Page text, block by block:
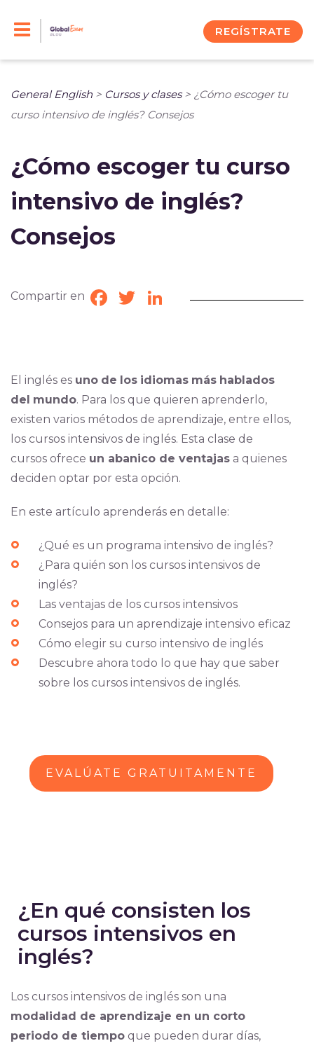
REGÍSTRATE
General English > Cursos y clases> ¿Cómo escoger tu
curso intensivo de inglés? Consejos
¿Cómo escoger tu curso
intensivo de inglés?
Consejos
Compartir en Facebook
TwitterLinkedIn
El inglés es uno de los idiomas más hablados
del mundo. Para los que quieren aprenderlo,
existen varios métodos de aprendizaje, entre ellos,
los cursos intensivos de inglés. Esta clase de
cursos ofrece un abanico de ventajasa quienes
deciden optar por esta opción.
En este artículo aprenderás en detalle:
¿Qué es un programa intensivo de inglés?
¿Para quién son los cursos intensivos de
inglés?
Las ventajas de los cursos intensivos
Consejos para un aprendizaje intensivo eficaz
Cómo elegir su curso intensivo de inglés
Descubre ahora todo lo que hay que saber
sobre los cursos intensivos de inglés.
EVALÚATE GRATUITAMENTE
¿En qué consisten los
cursos intensivos en
inglés?
Los cursos intensivos de inglés son una
modalidad de aprendizaje en un corto
periodo de tiempoque pueden durar días,